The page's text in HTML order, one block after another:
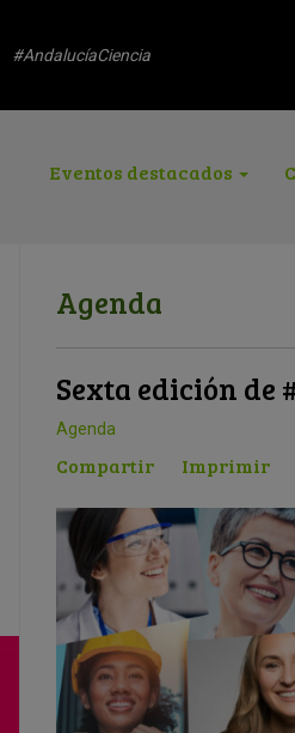
#AndalucíaCiencia
Eventos destacados
Agenda
Sexta edición de
Agenda
Compartir Imprimir